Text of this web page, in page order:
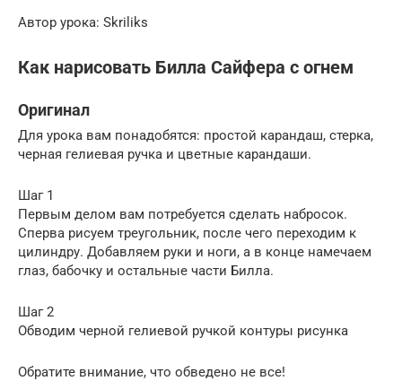
Автор урока: Skriliks
Как нарисовать Билла Сайфера с огнем
Оригинал
Для урока вам понадобятся: простой карандаш, стерка,
черная гелиевая ручка и цветные карандаши.
Шаг 1
Первым делом вам потребуется сделать набросок.
Сперва рисуем треугольник, после чего переходим к
цилиндру. Добавляем руки и ноги, а в конце намечаем
глаз, бабочку и остальные части Билла.
Шаг 2
Обводим черной гелиевой ручкой контуры рисунка
Обратите внимание, что обведено не все!